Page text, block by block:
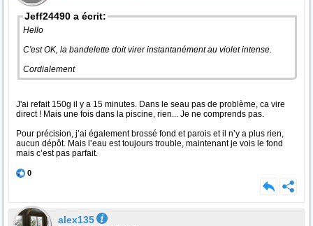
Jeff24490 a écrit:
Hello
C'est OK, la bandelette doit virer instantanément au violet intense.
Cordialement
J'ai refait 150g il y a 15 minutes. Dans le seau pas de problème, ca vire
direct ! Mais une fois dans la piscine, rien... Je ne comprends pas.
Pour précision, j’ai également brossé fond et parois et il n’y a plus rien,
aucun dépôt. Mais l’eau est toujours trouble, maintenant je vois le fond
mais c’est pas parfait.
0
alex135